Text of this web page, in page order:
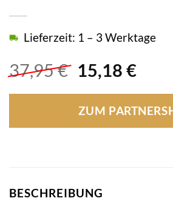
37,95€
war:
37,95 €
15,18 €
ist:
Lieferzeit: 1 – 3 Werktage
ZUM
BESCHREIBUNG